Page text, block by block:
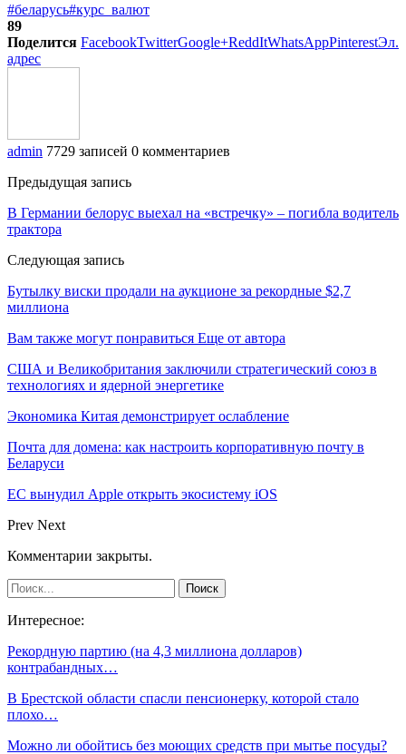
#беларусь#курс_валют
89
Поделится FacebookTwitterGoogle+ReddItWhatsAppPinterestЭл.
адрес
admin 7729 записей 0 комментариев
Предыдущая запись
В Германии белорус выехал на «встречку» – погибла водитель
трактора
Следующая запись
Бутылку виски продали на аукционе за рекордные $2,7
миллиона
Вам также могут понравиться Еще от автора
США и Великобритания заключили стратегический союз в
технологиях и ядерной энергетике
Экономика Китая демонстрирует ослабление
Почта для домена: как настроить корпоративную почту в
Беларуси
ЕС вынудил Apple открыть экосистему iOS
Prev Next
Комментарии закрыты.
Интересное:
Рекордную партию (на 4,3 миллиона долларов)
контрабандных…
В Брестской области спасли пенсионерку, которой стало
плохо…
Можно ли обойтись без моющих средств при мытье посуды?